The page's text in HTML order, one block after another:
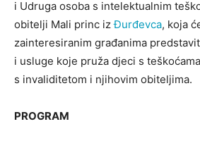
i Udruga osoba s intelektualnim
obitelji Mali princ izĐurđevca, koja
zainteresiranim građanima
i usluge koje pruža djeci s
s invaliditetom i njihovim obiteljima.
PROGRAM